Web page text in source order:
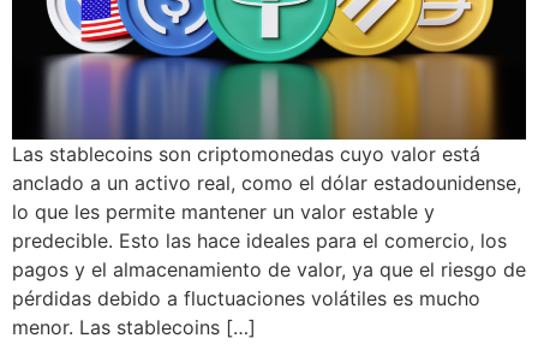
Las stablecoins son criptomonedas cuyo valor está
anclado a un activo real, como el dólar estadounidense,
lo que les permite mantener un valor estable y
predecible. Esto las hace ideales para el comercio, los
pagos y el almacenamiento de valor, ya que el riesgo de
pérdidas debido a fluctuaciones volátiles es mucho
menor. Las stablecoins […]